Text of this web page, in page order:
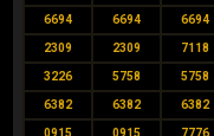
6694 6694 6694
2309 2309 7118
3226 5758 5758
6382 6382 6382
0915 0915 7776